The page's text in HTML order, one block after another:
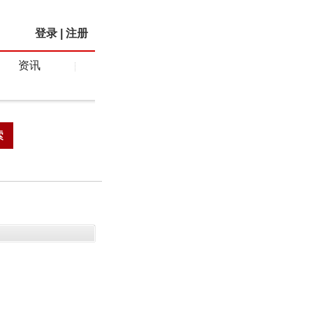
登录 注册
资讯